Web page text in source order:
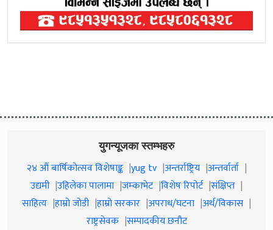
युगन्यूजका स्तम्भहरु
२४ औं बार्षिकोत्सव विशेषाङ्क yug tv अन्तर्राष्ट्रिय अन्तर्वार्ता
उद्यमी उहिलेका पालामा जम्काभेट विशेष रिपोर्ट संक्षिप्त
साहित्य हाम्रो जाेडी हाम्रो सरकार अपराध/घटना अर्थ/विकास
राष्ट्रसेवक सम्पादकीय छनौट